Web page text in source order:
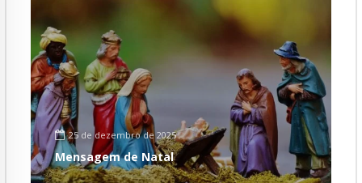
25 de dezembro de 2025
Mensagem de Natal